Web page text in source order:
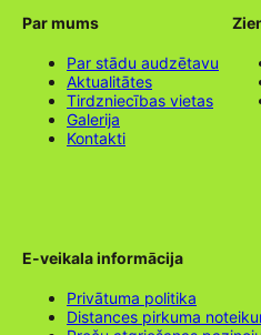
Par mums
Par stādu audzētavu
Aktualitātes
Tirdzniecības vietas
Galerija
Kontakti
E-veikala informācija
Privātuma politika
Distances pirkuma